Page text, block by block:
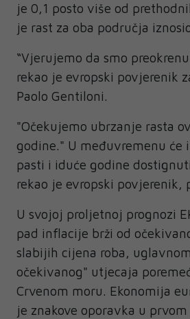
je 0,1 posto više od
je rast za oba područja
“Vjerujemo da smo
rekao je evropski povjerenik
Paolo Gentiloni.
"Očekujemo ubrzanje rasta
godine." U međuvremenu će
pasti i iduće godine
rekao je evropski povjerenik,
U svojoj proljetnoj prognozi
pad inflacije brži od
slabijih cijena roba,
očekivanog" utjecaja
Crvenom moru. Ekonomija
je znakove oporavka u